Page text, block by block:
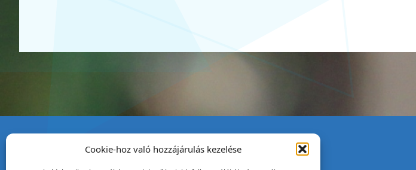
Cookie-hoz való hozzájárulás kezelése
Tata Város Önkormányzata